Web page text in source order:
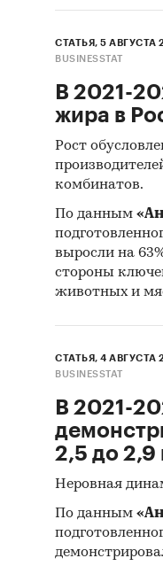
СТАТЬЯ, 5 АВГУСТА
BUSINESSTAT
В 2021-
жира в
Рост
комбинатов.
По данным
выросли на
стороны
животных и
СТАТЬЯ, 4 АВГУСТА
BUSINESSTAT
В 2021-
2,5 до 2,9
Неровная
По данным